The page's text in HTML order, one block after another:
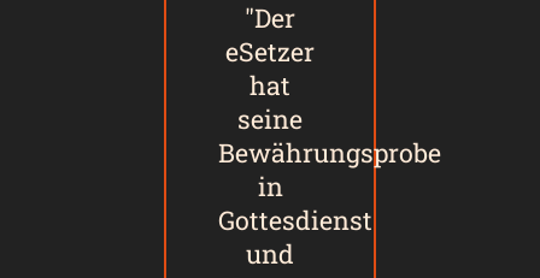
Der
eSetzer
hat
seine
Bewährungsprobe
in
Gottesdienst
und